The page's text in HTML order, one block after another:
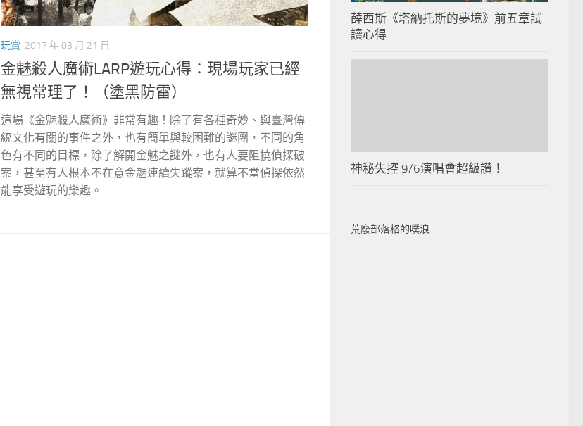
玩賞 2017 年 03 月 21 日
金魅殺人魔術LARP遊玩心得：現場玩家已經
無視常理了！（塗黑防雷）
這場《金魅殺人魔術》非常有趣！除了有各種奇妙、與臺灣傳
統文化有關的事件之外，也有簡單與較困難的謎團，不同的角
色有不同的目標，除了解開金魅之謎外，也有人要阻撓偵探破
案，甚至有人根本不在意金魅連續失蹤案，就算不當偵探依然
能享受遊玩的樂趣。
薛西斯《塔納托斯的夢境》前五章試
讀心得
神秘失控 9/6演唱會超級讚！
荒廢部落格的噗浪